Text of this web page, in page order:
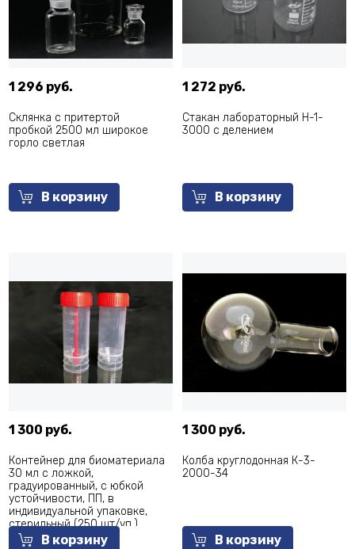
1 296 руб.
Склянка с притертой
пробкой 2500 мл широкое
горло светлая
В корзину
1 272 руб.
Стакан лабораторный Н-1-
3000 с делением
В корзину
1 300 руб.
Контейнер для биоматериала
30 мл с ложкой,
градуированный, с юбкой
устойчивости, ПП, в
индивидуальной упаковке,
стерильный (250 шт/уп.)
В корзину
1 300 руб.
Колба круглодонная К-3-
2000-34
В корзину